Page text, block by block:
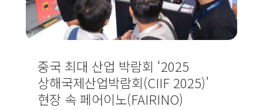
중국 최대 산업 박람회 ‘2025
상해국제산업박람회(CIIF 2025)’
현장 속 페어이노(FAIRINO)